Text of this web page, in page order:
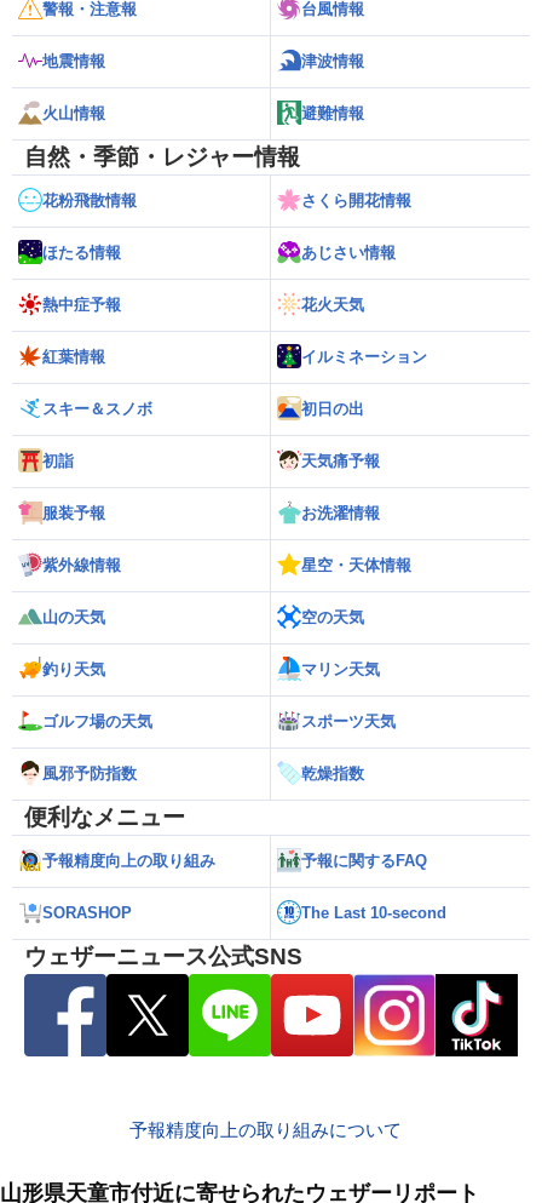
警報・注意報 台風情報
地震情報 津波情報
火山情報 避難情報
自然・季節・レジャー情報
花粉飛散情報 さくら開花情報
ほたる情報 あじさい情報
熱中症予報 花火天気
紅葉情報 イルミネーション
スキー＆スノボ 初日の出
初詣 天気痛予報
服装予報 お洗濯情報
紫外線情報 星空・天体情報
山の天気 空の天気
釣り天気 マリン天気
ゴルフ場の天気 スポーツ天気
風邪予防指数 乾燥指数
便利なメニュー
予報精度向上の取り組み 予報に関するFAQ
SORASHOP The Last 10-second
ウェザーニュース公式SNS
予報精度向上の取り組みについて
山形県天童市付近に寄せられたウェザーリポート